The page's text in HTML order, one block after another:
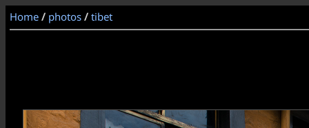
Home / photos / tibet